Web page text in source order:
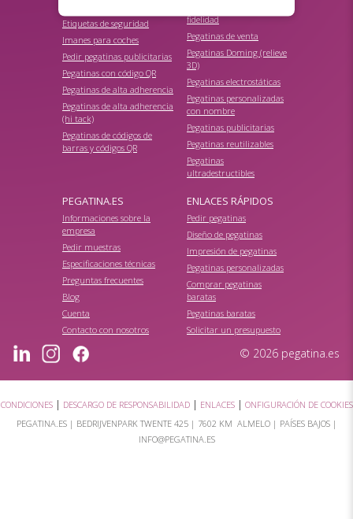
Etiquetas de seguridad
Imanes para coches
Pedir pegatinas publicitarias
Pegatinas con código QR
Pegatinas de alta adherencia
Pegatinas de alta adherencia
(hi tack)
Pegatinas de códigos de
barras y códigos QR
fidelidad
Pegatinas de venta
Pegatinas Doming (relieve
3D)
Pegatinas electrostáticas
Pegatinas personalizadas
con nombre
Pegatinas publicitarias
Pegatinas reutilizables
Pegatinas
ultradestructibles
PEGATINA.ES
Informaciones sobre la
empresa
Pedir muestras
Especificaciones técnicas
Preguntas frecuentes
Blog
Cuenta
Contacto con nosotros
ENLACES RÁPIDOS
Pedir pegatinas
Diseño de pegatinas
Impresión de pegatinas
Pegatinas personalizadas
Comprar pegatinas
baratas
Pegatinas baratas
Solicitar un presupuesto
© 2026 pegatina.es
CONDICIONES| DESCARGO DE RESPONSABILIDAD| ENLACES| ONFIGURACIÓN DE COOKIES
PEGATINA.ES | BEDRIJVENPARK TWENTE 425| 7602 KM ALMELO| PAÍSES BAJOS |
INFO@PEGATINA.ES